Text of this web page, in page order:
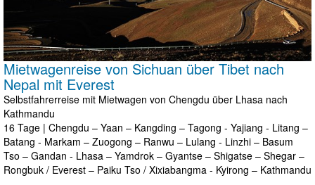
Mietwagenreise von Sichuan über Tibet nach
Nepal mit Everest
Selbstfahrerreise mit Mietwagen von Chengdu über Lhasa nach
Kathmandu
16 Tage | Chengdu – Yaan – Kangding – Tagong - Yajiang - Litang –
Batang - Markam – Zuogong – Ranwu – Lulang - Linzhi – Basum
Tso – Gandan - Lhasa – Yamdrok – Gyantse – Shigatse – Shegar –
Rongbuk / Everest – Paiku Tso / Xixiabangma - Kyirong – Kathmandu